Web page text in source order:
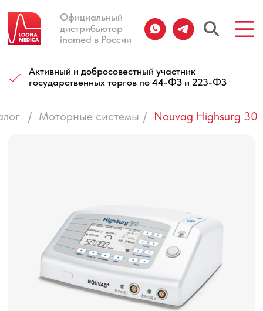
Официальный
дистрибьютор
inomed в России
Официальный
дистрибьютор
inomed в России
Моторные системы / Nouvag Highsurg 30
Аппарат хирургический
микромоторный Nouvag